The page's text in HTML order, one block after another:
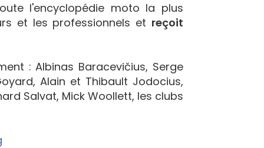
l'encyclopédie moto la plus
et les professionnels et reçoit
: Albinas Baracevičius, Serge
Alain et Thibault Jodocius,
Salvat, Mick Woollett, les clubs